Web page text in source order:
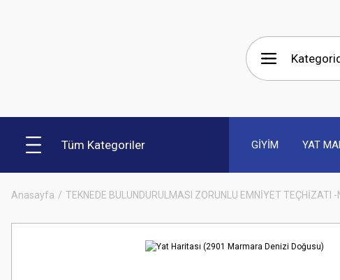
Tüm Kategoriler GİYİM YAT
Anasayfa TEKNEDE BULUNDURULMASI ZORUNLU EMNİYET TEÇHİZATI